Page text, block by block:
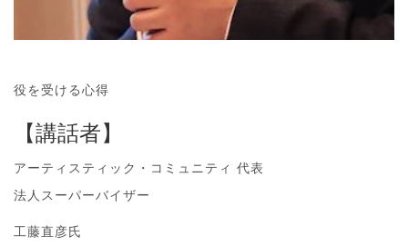
役を受ける心得
【講話者】
アーティスティック・コミュニティ 代表
法人スーパーバイザー
工藤直彦氏